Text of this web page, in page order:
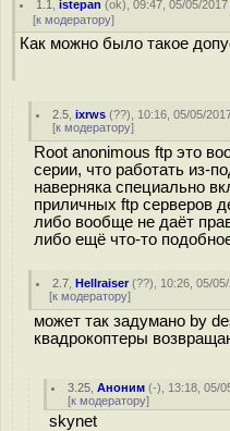
1.1 ,istepan (ok), 09:47, 05/05/2017
[к модератору]
Как можно было такое
2.5 ,ixrws (??), 10:16, 05/05/
[к модератору]
Root anonimous ftp это
серии, что работать из-
наверняка специально
приличных ftp серверов
либо вообще не даёт
либо ещё что-то
2.7 ,Hellraiser(??), 10:26, 05/
[к модератору]
может так задумано by
квадрокоптеры
3.25 ,Аноним (-), 13:18, 05/
[к модератору]
skynet